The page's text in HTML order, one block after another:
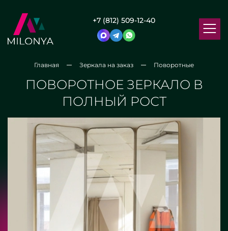
+7 (812) 509-12-40
Главная Зеркала на заказ Поворотные
ПОВОРОТНОЕ ЗЕРКАЛО В
ПОЛНЫЙ РОСТ